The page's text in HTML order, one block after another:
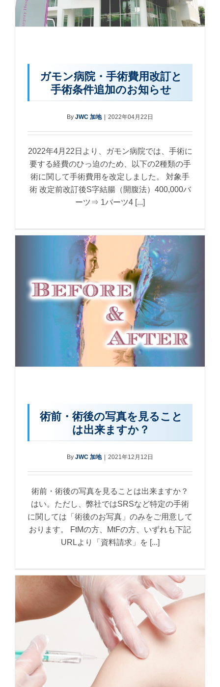
ガモン病院・手術費用改訂と
手術条件追加のお知らせ
By JWC 加地 | 2022年04月22日
2022年4月22日より、ガモン病院では、手術に
要する経費のひっ迫のため、以下の2種類の手
術に関して手術費用を改定しました。 対象手
術 改定前改訂後S字結腸（開腹法）400,000バ
ーツ⇒ 1バーツ4 [...]
術前・術後の写真を見ること
は出来ますか？
By JWC 加地 | 2021年12月12日
術前・術後の写真を見ることは出来ますか？
はい。ただし、弊社ではSRSなど特定の手術
に関しては「術後のお写真」のみをご用意して
おります。 FtMの方、MtFの方、いずれも下記
URLより「資料請求」を [...]